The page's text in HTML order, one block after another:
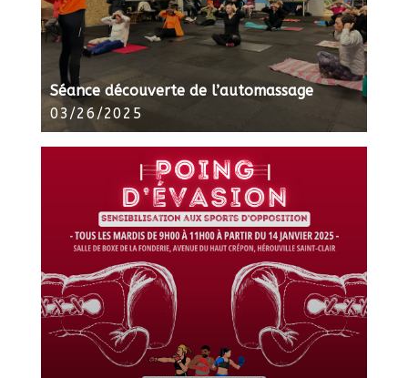
Séance découverte de l’automassage
03/26/2025